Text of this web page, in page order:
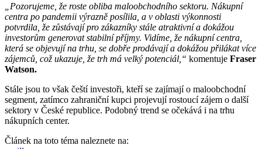
„Pozorujeme, že roste obliba maloobchodního sektoru. Nákupní
centra po pandemii výrazně posílila, a v oblasti výkonnosti
potvrdila, že zůstávají pro zákazníky stále atraktivní a dokážou
investorům generovat stabilní příjmy. Vidíme, že nákupní centra,
která se objevují na trhu, se dobře prodávají a dokážou přilákat více
zájemců, což ukazuje, že trh má velký potenciál,“ komentuje Fraser
Watson.
Stále jsou to však čeští investoři, kteří se zajímají o maloobchodní
segment, zatímco zahraniční kupci projevují rostoucí zájem o další
sektory v České republice. Podobný trend se očekává i na trhu
nákupních center.
Článek na toto téma naleznete na: